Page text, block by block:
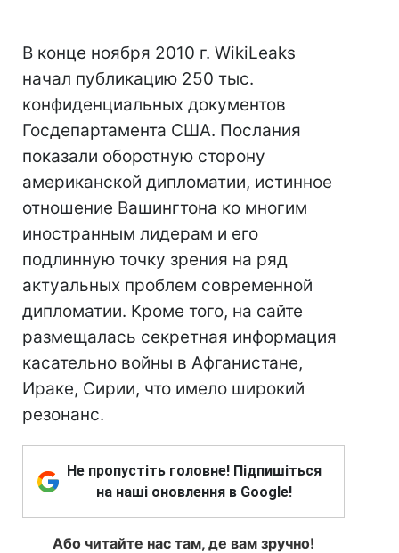
В конце ноября 2010 г. WikiLeaks
начал публикацию 250 тыс.
конфиденциальных документов
Госдепартамента США. Послания
показали оборотную сторону
американской дипломатии, истинное
отношение Вашингтона ко многим
иностранным лидерам и его
подлинную точку зрения на ряд
актуальных проблем современной
дипломатии. Кроме того, на сайте
размещалась секретная информация
касательно войны в Афганистане,
Ираке, Сирии, что имело широкий
резонанс.
Не пропустіть головне! Підпишіться
на наші оновлення в Google!
Або читайте нас там, де вам зручно!